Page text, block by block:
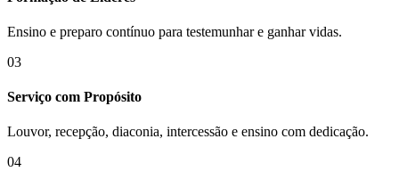
Ensino e preparo contínuo para testemunhar e ganhar vidas.
03
Serviço com Propósito
Louvor, recepção, diaconia, intercessão e ensino com dedicação.
04